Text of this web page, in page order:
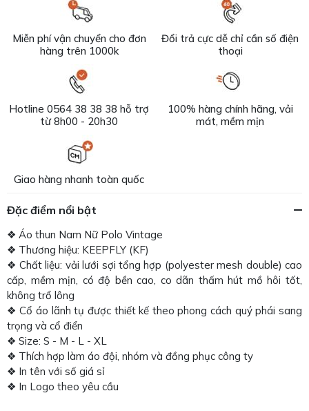
Miễn phí vận chuyển cho đơn
hàng trên 1000k
Đổi trả cực dễ chỉ cần số điện
thoại
Hotline 0564 38 38 38 hỗ trợ
từ 8h00 - 20h30
100% hàng chính hãng, vải
mát, mềm mịn
Giao hàng nhanh toàn quốc
Đặc điểm nổi bật
❖ Áo thun Nam Nữ Polo Vintage
❖ Thương hiệu: KEEPFLY (KF)
❖ Chất liệu: vải lưới sợi tổng hợp (polyester mesh double) cao
cấp, mềm mịn, có độ bền cao, co dãn thấm hút mồ hôi tốt,
không trổ lông
❖ Cổ áo lãnh tụ được thiết kế theo phong cách quý phái sang
trọng và cổ điển
❖ Size: S - M - L - XL
❖ Thích hợp làm áo đội, nhóm và đồng phục công ty
❖ In tên với số giá sỉ
❖ In Logo theo yêu cầu